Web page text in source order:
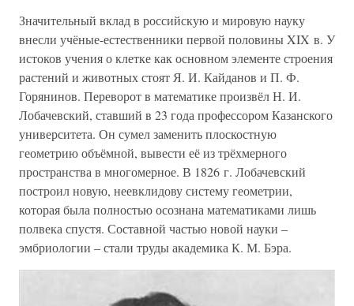
Значительный вклад в российскую и мировую науку
внесли учёные-естественники первой половины XIX в. У
истоков учения о клетке как основном элементе строения
растений и животных стоят Я. И. Кайданов и П. Ф.
Горянинов. Переворот в математике произвёл Н. И.
Лобачевский, ставший в 23 года профессором Казанского
университета. Он сумел заменить плоскостную
геометрию объёмной, вывести её из трёхмерного
пространства в многомерное. В 1826 г. Лобачевский
построил новую, неевклидову систему геометрии,
которая была полностью осознана математиками лишь
полвека спустя. Составной частью новой науки –
эмбриологии – стали труды академика К. М. Бэра.